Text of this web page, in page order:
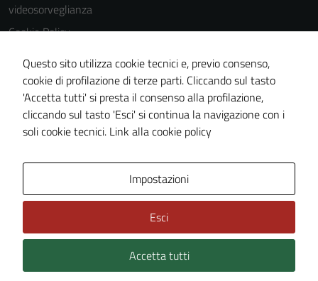
videosorveglianza
Cookie Policy
Note legali
Dichiarazione di accessibilità
Piano di miglioramento del sito
Statistiche sito web
Technical Design s.r.l.
Questo sito utilizza cookie tecnici e, previo consenso,
cookie di profilazione di terze parti. Cliccando sul tasto
'Accetta tutti' si presta il consenso alla profilazione,
cliccando sul tasto 'Esci' si continua la navigazione con i
soli cookie tecnici. Link alla cookie policy
Impostazioni
Esci
Accetta tutti